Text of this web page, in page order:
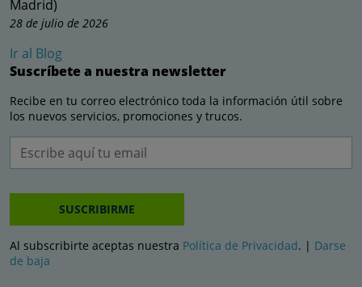
Madrid)
28 de julio de 2026
Ir al Blog
Suscríbete a nuestra newsletter
Recibe en tu correo electrónico toda la información útil sobre
los nuevos servicios, promociones y trucos.
SUSCRIBIRME
Al subscribirte aceptas nuestra Política de Privacidad. | Darse
de baja